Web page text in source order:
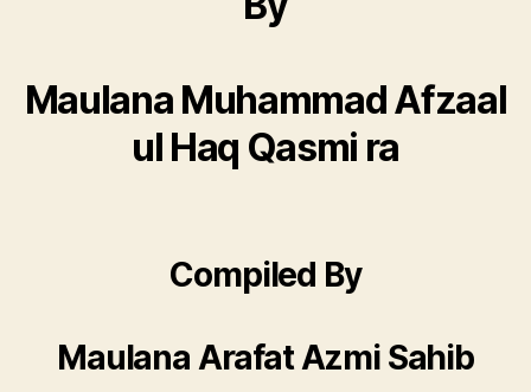
Maulana Muhammad Afzaal
ul Haq Qasmi ra
Compiled By
Maulana Arafat Azmi Sahib